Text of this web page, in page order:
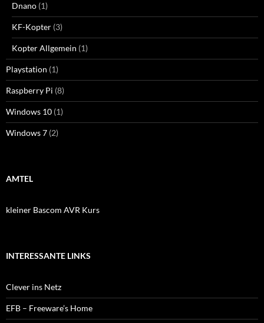
Dnano (1)
KF-Kopter (3)
Kopter Allgemein (1)
Playstation (1)
Raspberry Pi (8)
Windows 10 (1)
Windows 7 (2)
AMTEL
kleiner Bascom AVR Kurs
INTERESSANTE LINKS
Clever ins Netz
EFB – Freeware’s Home